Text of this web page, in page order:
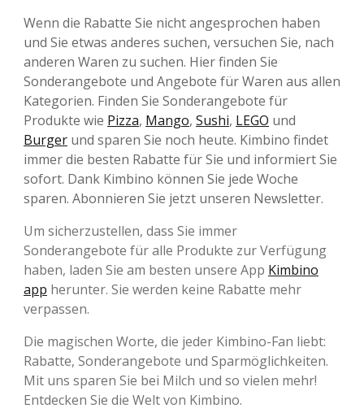
Wenn die Rabatte Sie nicht angesprochen haben
und Sie etwas anderes suchen, versuchen Sie, nach
anderen Waren zu suchen. Hier finden Sie
Sonderangebote und Angebote für Waren aus allen
Kategorien. Finden Sie Sonderangebote für
Produkte wie Pizza, Mango, Sushi, LEGO und
Burger und sparen Sie noch heute. Kimbino findet
immer die besten Rabatte für Sie und informiert Sie
sofort. Dank Kimbino können Sie jede Woche
sparen. Abonnieren Sie jetzt unseren Newsletter.
Um sicherzustellen, dass Sie immer
Sonderangebote für alle Produkte zur Verfügung
haben, laden Sie am besten unsere App Kimbino
app herunter. Sie werden keine Rabatte mehr
verpassen.
Die magischen Worte, die jeder Kimbino-Fan liebt:
Rabatte, Sonderangebote und Sparmöglichkeiten.
Mit uns sparen Sie bei Milch und so vielen mehr!
Entdecken Sie die Welt von Kimbino.